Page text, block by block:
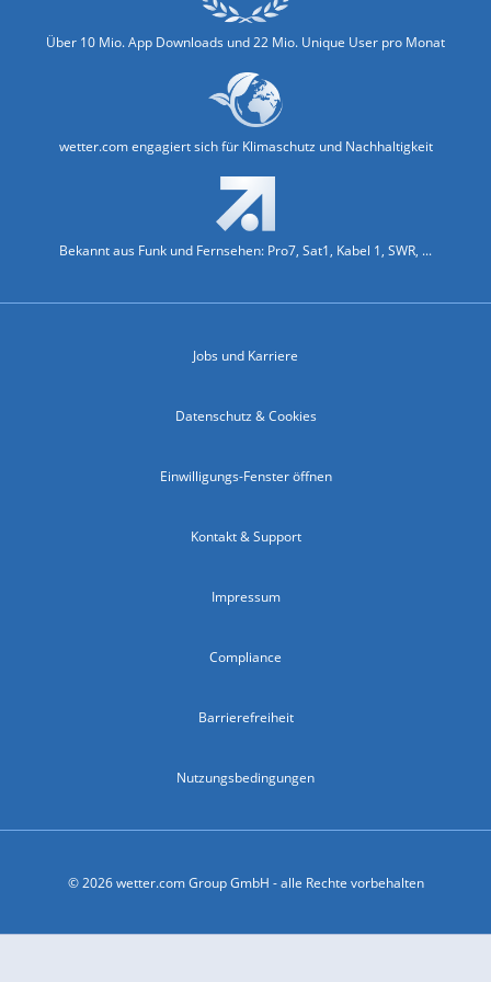
Über 10 Mio. App Downloads und 22 Mio. Unique User pro Monat
wetter.com engagiert sich für Klimaschutz und Nachhaltigkeit
Bekannt aus Funk und Fernsehen: Pro7, Sat1, Kabel 1, SWR, ...
Jobs und Karriere
Datenschutz & Cookies
Einwilligungs-Fenster öffnen
Kontakt & Support
Impressum
Compliance
Barrierefreiheit
Nutzungsbedingungen
© 2026 wetter.com Group GmbH - alle Rechte vorbehalten